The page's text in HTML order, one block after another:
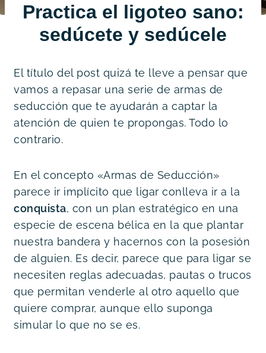
Practica el ligoteo sano:
sedúcete y sedúcele
El título del post quizá te lleve a pensar que
vamos a repasar una serie de armas de
seducción que te ayudarán a captar la
atención de quien te propongas. Todo lo
contrario.
En el concepto «Armas de Seducción»
conquista, con un plan estratégico en una
especie de escena bélica en la que plantar
nuestra bandera y hacernos con la posesión
de alguien. Es decir, parece que para ligar se
necesiten reglas adecuadas, pautas o trucos
que permitan venderle al otro aquello que
quiere comprar, aunque ello suponga
simular lo que no se es.